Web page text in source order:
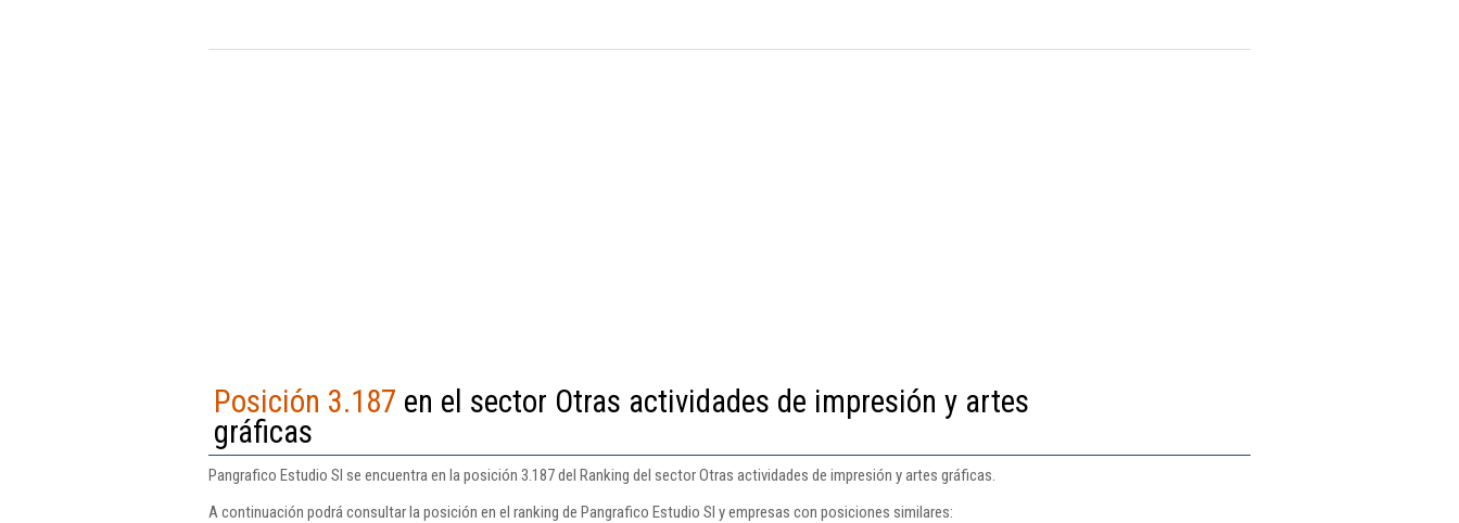
Posición 3.187 en el sector Otras actividades de impresión y artes
gráficas
Pangrafico Estudio Sl se encuentra en la posición 3.187 del Ranking del sector Otras actividades de impresión y artes gráficas.
A continuación podrá consultar la posición en el ranking de Pangrafico Estudio Sl y empresas con posiciones similares: